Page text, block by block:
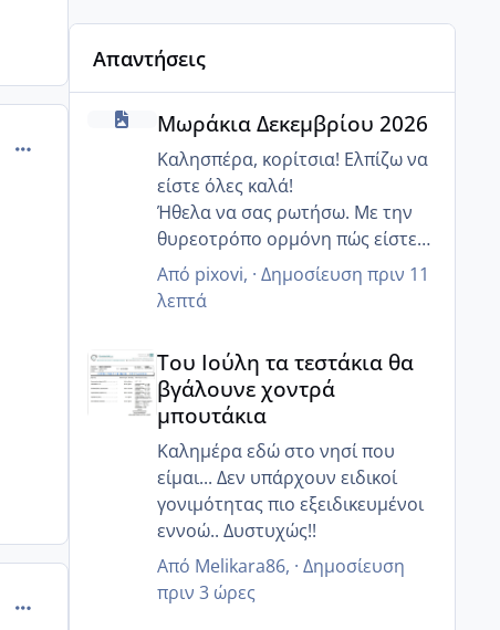
comment_507698
comment_507699
Απαντήσεις
Μωράκια Δεκεμβρίου 2026
Μωράκια Δεκεμβρίου 2026
Καλησπέρα, κορίτσια! Ελπίζω να
είστε όλες καλά!
Ήθελα να σας ρωτήσω. Με την
θυρεοτρόπο ορμόνη πώς είστε?
Έχει πέσει σε καμία τώρα στην
εγκυμοσύνη? Εγώ δεν είχα ποτέ
τιμή. Η ενδοκρινολόγος βέβαια
μου είπε ότι δεν έχω κάποιο
πρόβλημα, είναι λόγω
εγκυμοσύνης - κάναμε κι
επόμενο τσεκ στον 5ο μήνα,
αλλά προβληματίζομαι γιατί δεν
παίρνω πολύ βάρος όπως νόμιζα
:/
Από pixovi, · Δημοσίευση πριν 11
λεπτά
Του Ιούλη τα τεστάκια θα
βγάλουνε χοντρά
μπουτάκια
Καλημέρα εδώ στο νησί που
είμαι... Δεν υπάρχουν ειδικοί
γονιμότητας πιο εξειδικευμένοι
εννοώ.. Δυστυχώς!!
Από Melikara86, · Δημοσίευση
πριν 3 ώρες